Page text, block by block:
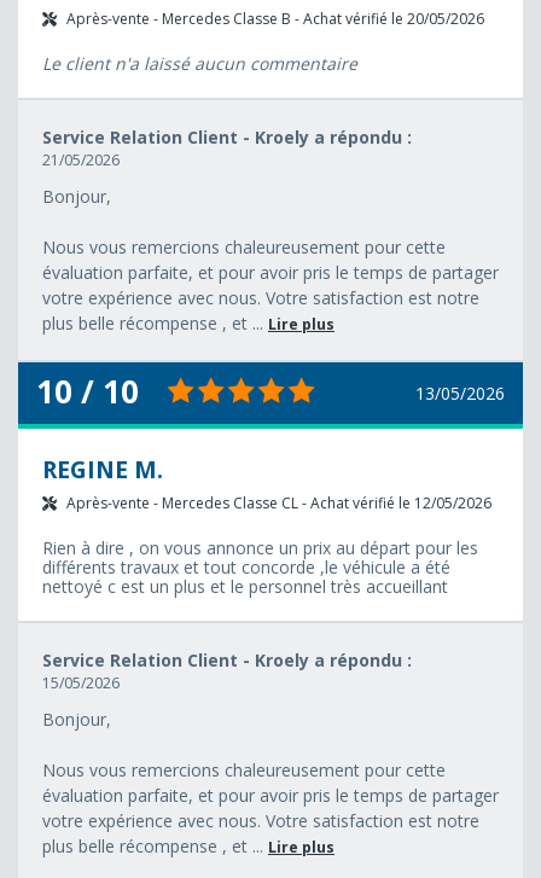
Après-vente - Mercedes Classe B - Achat vérifié le 20/05/2026
Le client n'a laissé aucun commentaire
Service Relation Client - Kroely a répondu :
21/05/2026
Bonjour,
Nous vous remercions chaleureusement pour cette
évaluation parfaite, et pour avoir pris le temps de partager
votre expérience avec nous. Votre satisfaction est notre
plus belle récompense , et ... Lire plus
10 / 10 13/05/2026
REGINE M.
Après-vente - Mercedes Classe CL - Achat vérifié le 12/05/2026
Rien à dire , on vous annonce un prix au départ pour les
différents travaux et tout concorde ,le véhicule a été
nettoyé c est un plus et le personnel très accueillant
Service Relation Client - Kroely a répondu :
15/05/2026
Bonjour,
Nous vous remercions chaleureusement pour cette
évaluation parfaite, et pour avoir pris le temps de partager
votre expérience avec nous. Votre satisfaction est notre
plus belle récompense , et ... Lire plus